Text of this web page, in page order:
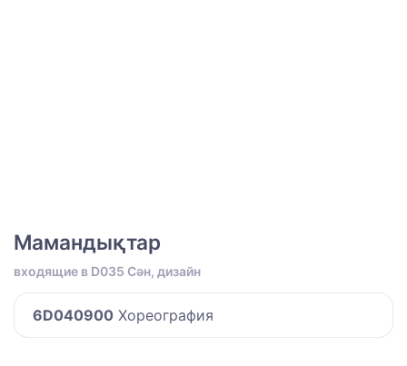
Мамандықтар
входящие в D035 Сән, дизайн
6D040900 Хореография